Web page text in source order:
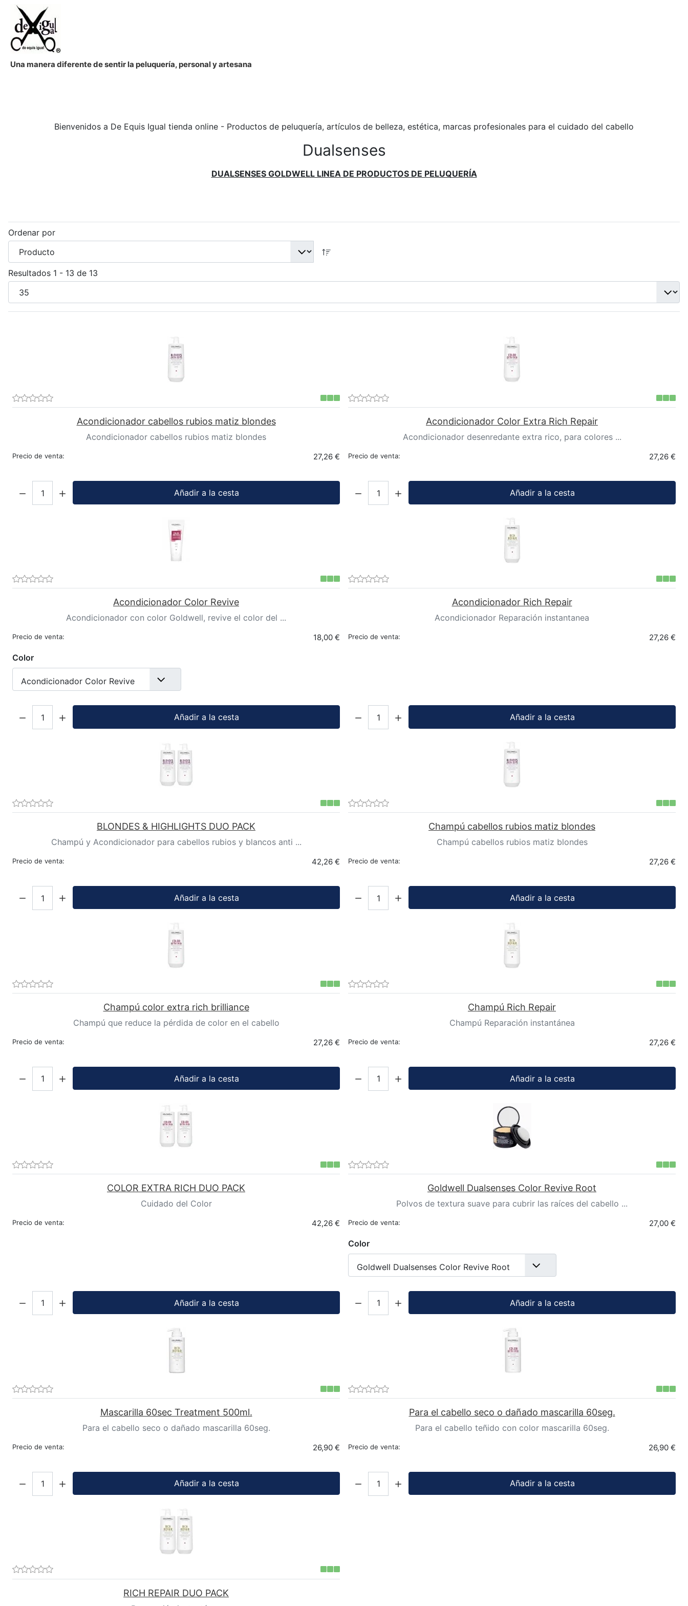
Una manera diferente de sentir la peluquería, personal y artesana
Bienvenidos a De Equis Igual tienda online - Productos de peluquería, artículos de belleza, estética, marcas profesionales para el cuidado del cabello
Dualsenses
DUALSENSES GOLDWELL LINEA DE PRODUCTOS DE PELUQUERÍA
Ordenar por
Resultados 1 - 13 de 13
Acondicionador cabellos rubios matiz blondes
Acondicionador cabellos rubios matiz blondes
Precio de venta: 27,26 €
Añadir a la cesta
Acondicionador Color Extra Rich Repair
Acondicionador desenredante extra rico, para colores ...
Precio de venta: 27,26 €
Añadir a la cesta
Acondicionador Color Revive
Acondicionador con color Goldwell, revive el color del ...
Precio de venta: 18,00 €
Color
Acondicionador Color Revive
Añadir a la cesta
Acondicionador Rich Repair
Acondicionador Reparación instantanea
Precio de venta: 27,26 €
Añadir a la cesta
BLONDES & HIGHLIGHTS DUO PACK
Champú y Acondicionador para cabellos rubios y blancos anti ...
Precio de venta: 42,26 €
Añadir a la cesta
Champú cabellos rubios matiz blondes
Champú cabellos rubios matiz blondes
Precio de venta: 27,26 €
Añadir a la cesta
Champú color extra rich brilliance
Champú que reduce la pérdida de color en el cabello
Precio de venta: 27,26 €
Añadir a la cesta
Champú Rich Repair
Champú Reparación instantánea
Precio de venta: 27,26 €
Añadir a la cesta
COLOR EXTRA RICH DUO PACK
Cuidado del Color
Precio de venta: 42,26 €
Añadir a la cesta
Goldwell Dualsenses Color Revive Root
Polvos de textura suave para cubrir las raíces del cabello ...
Precio de venta: 27,00 €
Color
Goldwell Dualsenses Color Revive Root
Añadir a la cesta
Mascarilla 60sec Treatment 500ml.
Para el cabello seco o dañado mascarilla 60seg.
Precio de venta: 26,90 €
Añadir a la cesta
Para el cabello seco o dañado mascarilla 60seg.
Para el cabello teñido con color mascarilla 60seg.
Precio de venta: 26,90 €
Añadir a la cesta
RICH REPAIR DUO PACK